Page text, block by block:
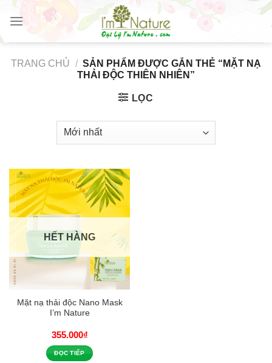
Skip
content
TRANG CHỦ / SẢN PHẨM ĐƯỢC GẮN THẺ “MẶT NẠ
THẢI ĐỘC THIÊN NHIÊN”
LỌC
HẾT HÀNG
Mặt nạ thải độc Nano Mask
I’m Nature
355.000₫
ĐỌC TIẾP